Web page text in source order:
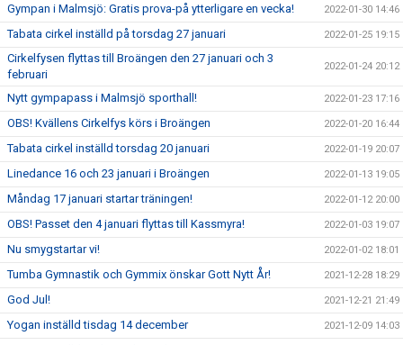
Gympan i Malmsjö: Gratis prova-på ytterligare en vecka! 2022-01-30 14:46
Tabata cirkel inställd på torsdag 27 januari 2022-01-25 19:15
Cirkelfysen flyttas till Broängen den 27 januari och 3
februari
2022-01-24 20:12
Nytt gympapass i Malmsjö sporthall! 2022-01-23 17:16
OBS! Kvällens Cirkelfys körs i Broängen 2022-01-20 16:44
Tabata cirkel inställd torsdag 20 januari 2022-01-19 20:07
Linedance 16 och 23 januari i Broängen 2022-01-13 19:05
Måndag 17 januari startar träningen! 2022-01-12 20:00
OBS! Passet den 4 januari flyttas till Kassmyra! 2022-01-03 19:07
Nu smygstartar vi! 2022-01-02 18:01
Tumba Gymnastik och Gymmix önskar Gott Nytt År! 2021-12-28 18:29
God Jul! 2021-12-21 21:49
Yogan inställd tisdag 14 december 2021-12-09 14:03